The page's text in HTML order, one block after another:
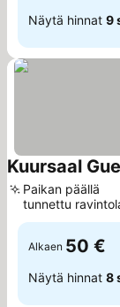
Näytä hinnat 9
Kuursaal
Paikan päällä
tunnettu
Alkaen 50 €
Näytä hinnat 8